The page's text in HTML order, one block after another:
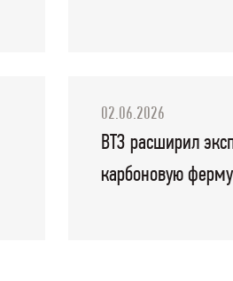
02.06.2026
ВТЗ расширил
карбоновую ферму